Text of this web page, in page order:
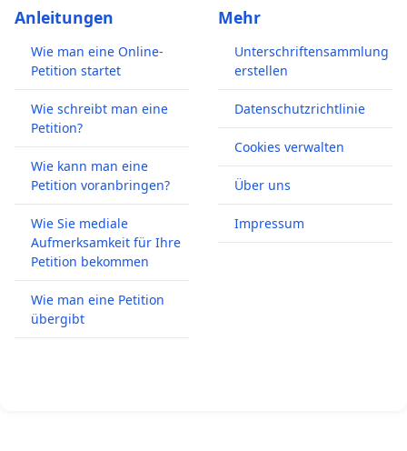
Anleitungen
Wie man eine Online-
Petition startet
Wie schreibt man eine
Petition?
Wie kann man eine
Petition voranbringen?
Wie Sie mediale
Aufmerksamkeit für Ihre
Petition bekommen
Wie man eine Petition
übergibt
Mehr
Unterschriftensammlung
erstellen
Datenschutzrichtlinie
Cookies verwalten
Über uns
Impressum